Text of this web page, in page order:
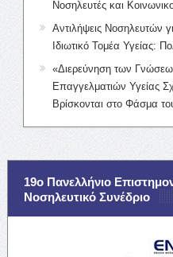
Νοσηλευτές και
Αντιλήψεις Νοσηλευτών
Ιδιωτικό Τομέα Υγείας:
«Διερεύνηση των
Επαγγελματιών Υγείας
Βρίσκονται στο Φάσμα
19ο Πανελλήνιο
Νοσηλευτικό Συνέδριο